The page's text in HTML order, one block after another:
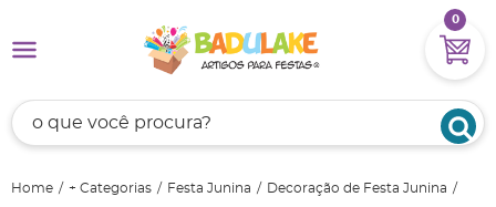
0
Home + Categorias Festa Junina Decoração de Festa Junina